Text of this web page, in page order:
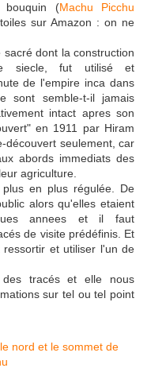
(Machu Picchu
sur Amazon : on ne
dont la construction
siecle, fut utilisé et
de l'empire inca dans
sont semble-t-il jamais
intact apres son
en 1911 par Hiram
découvert seulement, car
abords immediats des
agriculture.
en plus régulée. De
alors qu'elles etaient
annees et il faut
de visite prédéfinis. Et
et utiliser l'un de
tracés et elle nous
sur tel ou tel point